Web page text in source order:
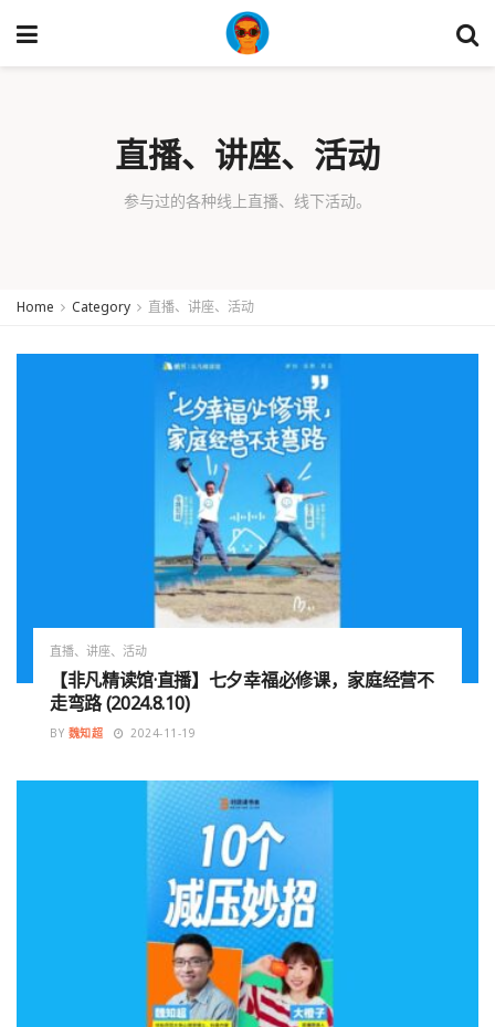
直播、讲座、活动
参与过的各种线上直播、线下活动。
Home Category 直播、讲座、活动
直播、讲座、活动
【非凡精读馆·直播】七夕幸福必修课，家庭经营不
走弯路 (2024.8.10)
BY 魏知超 2024-11-19